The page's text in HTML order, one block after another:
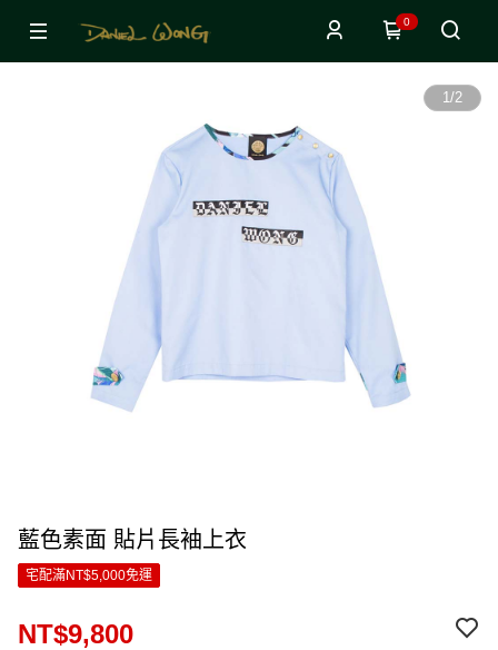
0
1/2
藍色素面 貼片長袖上衣
宅配滿NT$5,000免運
NT$9,800